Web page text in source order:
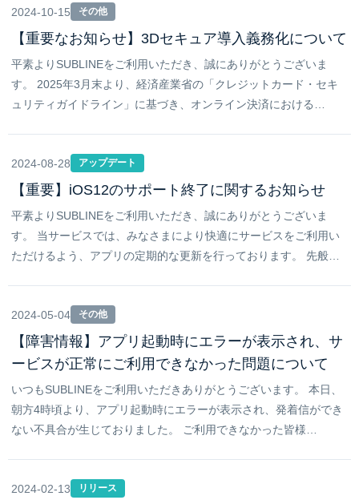
2024-10-15 その他
【重要なお知らせ】3Dセキュア導入義務化について
平素よりSUBLINEをご利用いただき、誠にありがとうございま
す。 2025年3月末より、経済産業省の「クレジットカード・セキ
ュリティガイドライン」に基づき、オンライン決済における…
2024-08-28 アップデート
【重要】iOS12のサポート終了に関するお知らせ
平素よりSUBLINEをご利用いただき、誠にありがとうございま
す。 当サービスでは、みなさまにより快適にサービスをご利用い
ただけるよう、アプリの定期的な更新を行っております。 先般…
2024-05-04 その他
【障害情報】アプリ起動時にエラーが表示され、サ
ービスが正常にご利用できなかった問題について
いつもSUBLINEをご利用いただきありがとうございます。 本日、
朝方4時頃より、アプリ起動時にエラーが表示され、発着信ができ
ない不具合が生じておりました。 ご利用できなかった皆様…
2024-02-13 リリース